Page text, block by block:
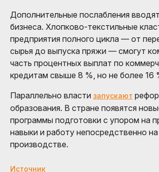
Дополнительные послабления
бизнеса. Хлопково-текстильные
предприятия полного цикла — от
сырья до выпуска пряжи — смогут
часть процентных выплат по
кредитам свыше 8 %, но не более 16
Параллельно власти запускают
образования. В стране появятся
программы подготовки с упором на
навыки и работу непосредственно на
производстве.
Источник